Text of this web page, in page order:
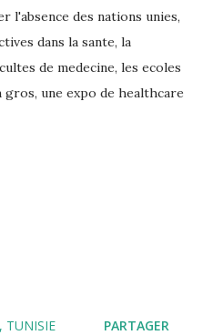
l'absence des nations unies,
dans la sante, la
de medecine, les ecoles
une expo de healthcare
TUNISIE PARTAGER